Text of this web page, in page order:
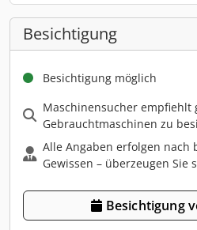
Besichtigung
Besichtigung möglich
Maschinensucher empfiehlt
Gebrauchtmaschinen zu
Alle Angaben erfolgen nach
Gewissen – überzeugen Sie
Besichtigung